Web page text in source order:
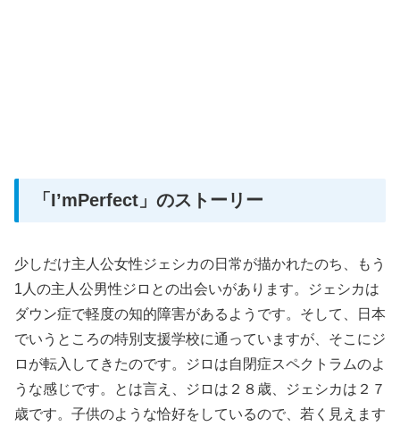
「I’mPerfect」のストーリー
少しだけ主人公女性ジェシカの日常が描かれたのち、もう
1人の主人公男性ジロとの出会いがあります。ジェシカは
ダウン症で軽度の知的障害があるようです。そして、日本
でいうところの特別支援学校に通っていますが、そこにジ
ロが転入してきたのです。ジロは自閉症スペクトラムのよ
うな感じです。とは言え、ジロは２８歳、ジェシカは２７
歳です。子供のような恰好をしているので、若く見えます